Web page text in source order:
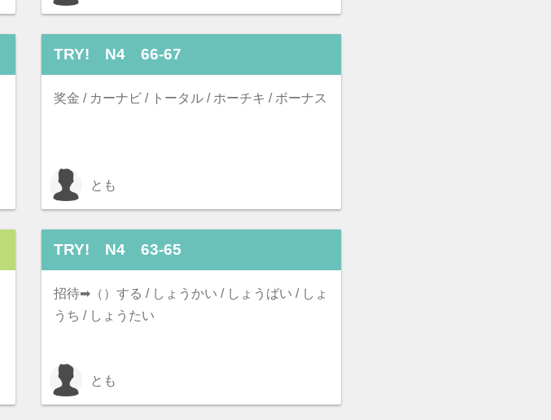
TRY! N4 66-67
奖金 / カーナビ / トータル / ホーチキ / ボーナス
とも
TRY! N4 63-65
招待➡（）する / しょうかい / しょうばい / しょ
うち / しょうたい
とも